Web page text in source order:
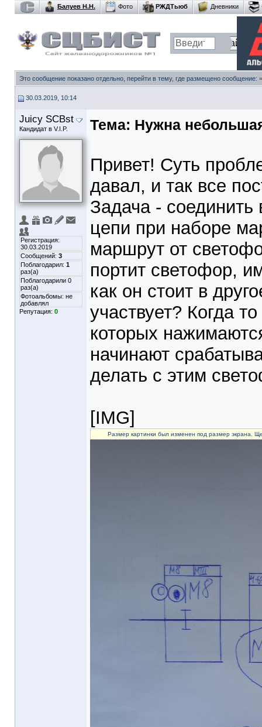
Балуев Н.Н. Фото РЖДТьюб Дневники
Это сообщение показано отдельно, перейти в тему, где размещено сообщение:
30.03.2019, 10:14
Juicy SCBst
Кандидат в V.I.P.
Регистрация:
30.03.2019
Сообщений: 3
Поблагодарил: 1
раз(а)
Поблагодарили 0
раз(а)
Фотоальбомы: не
добавлял
Репутация: 0
Тема: Нужна
Привет! Суть
давал, и так все
Задача - соединить
цепи при наборе
маршрут от
портит светофор,
как он стоит в
участвует? Когда
которых
начинают
делать с этим
[IMG]
Размер картинки был изменен под размер экрана.